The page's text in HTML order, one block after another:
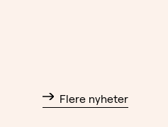
Flere nyheter